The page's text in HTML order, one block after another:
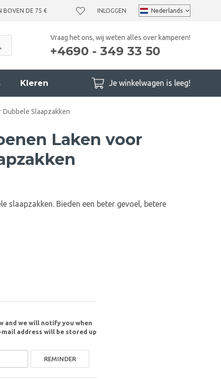
BOVEN DE 75 € INLOGGEN
Vraag het ons, wij weten alles over kamperen!
+4690 - 349 33 50
Kleren Je winkelwagen is leeg!
Slaapzakken
Laken voor
slaapzakken. Bieden een beter gevoel, betere
and we will notify you when
address will be stored up
REMINDER